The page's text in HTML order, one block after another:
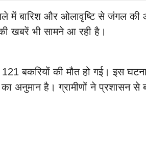
में बारिश और ओलावृष्टि से जंगल की
खबरें भी सामने आ रही है।
बकरियों की मौत हो गई। इस
अनुमान है। ग्रामीणों ने प्रशासन से